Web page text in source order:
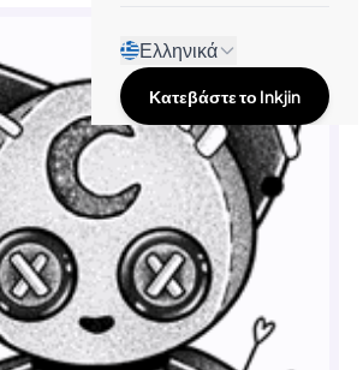
Ελληνικά
Κατεβάστε το Inkjin